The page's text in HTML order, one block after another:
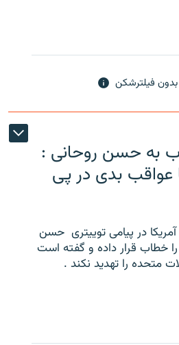
فیلترشکن
به حسن روحانی :
عواقب بدی در پی
در پیامی توییتری ‌ حسن
خطاب قرار داده و گفته است
متحده را تهدید نکند .